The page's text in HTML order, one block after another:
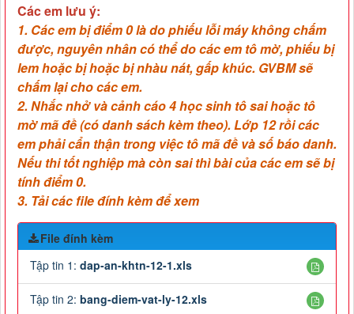
Các em lưu ý:
1. Các em bị điểm 0 là do phiếu lỗi máy không chấm
được, nguyên nhân có thể do các em tô mờ, phiếu bị
lem hoặc bị hoặc bị nhàu nát, gấp khúc. GVBM sẽ
chấm lại cho các em.
2. Nhắc nhở và cảnh cáo 4 học sinh tô sai hoặc tô
mờ mã đề (có danh sách kèm theo). Lớp 12 rồi các
em phải cẩn thận trong việc tô mã đề và số báo danh.
Nếu thi tốt nghiệp mà còn sai thì bài của các em sẽ bị
tính điểm 0.
3. Tải các file đính kèm để xem
File đính kèm
Tập tin 1: dap-an-khtn-12-1.xls
Tập tin 2: bang-diem-vat-ly-12.xls